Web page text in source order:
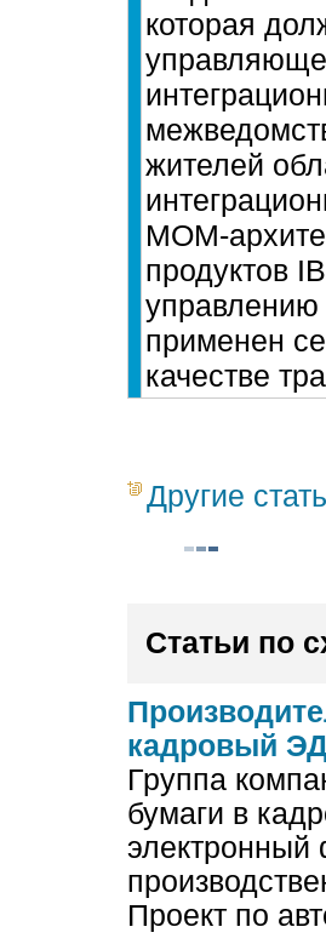
которая
жителей
МОМ-
продуктов
управлению
применен
качестве
Другие
Статьи по
кадровый
Группа
бумаги в
электронный
Проект по